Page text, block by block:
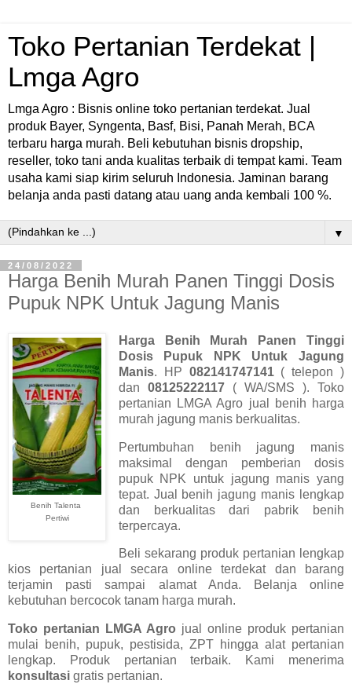
Toko Pertanian Terdekat |
Lmga Agro
Lmga Agro : Bisnis online toko pertanian terdekat. Jual
produk Bayer, Syngenta, Basf, Bisi, Panah Merah, BCA
terbaru harga murah. Beli kebutuhan bisnis dropship,
reseller, toko tani anda kualitas terbaik di tempat kami. Team
usaha kami siap kirim seluruh Indonesia. Jaminan barang
belanja anda pasti datang atau uang anda kembali 100 %.
▼
24/08/2022
Harga Benih Murah Panen Tinggi Dosis
Pupuk NPK Untuk Jagung Manis
Benih Talenta
Pertiwi
Harga Benih Murah Panen Tinggi
Dosis Pupuk NPK Untuk Jagung
Manis. HP 082141747141( telepon )
dan 08125222117( WA/SMS ). Toko
pertanian LMGA Agro jual benih harga
murah jagung manis berkualitas.
Pertumbuhan benih jagung manis
maksimal dengan pemberian dosis
pupuk NPK untuk jagung manis yang
tepat. Jual benih jagung manis lengkap
dan berkualitas dari pabrik benih
terpercaya.
Beli sekarang produk pertanian lengkap
kios pertanian jual secara online terdekat dan barang
terjamin pasti sampai alamat Anda. Belanja online
kebutuhan bercocok tanam harga murah.
Toko pertanian LMGA Agro jual online produk pertanian
mulai benih, pupuk, pestisida, ZPT hingga alat pertanian
lengkap. Produk pertanian terbaik. Kami menerima
konsultasi gratis pertanian.